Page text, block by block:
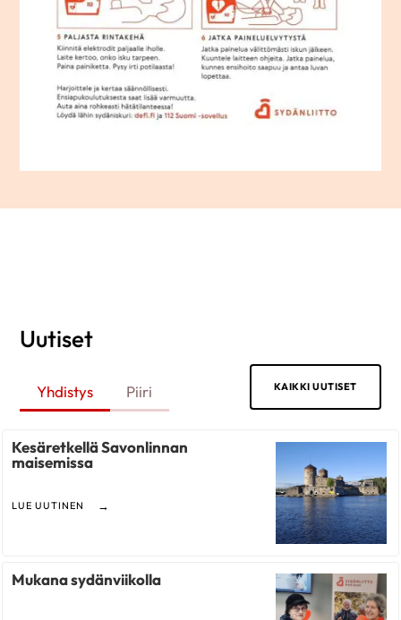
Uutiset
Yhdistys Piiri KAIKKI UUTISET
Kesäretkellä Savonlinnan
maisemissa
LUE UUTINEN
Mukana sydänviikolla